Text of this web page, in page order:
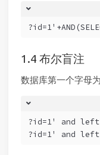
布尔盲注
数据库第一个字母为
?id=1' and
?id=1' and